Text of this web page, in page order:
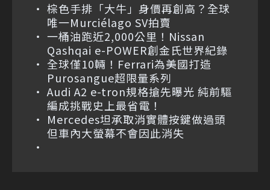
棕色手排「大牛」身價再創高？全球
唯一Murciélago SV拍賣
一桶油跑近2,000公里！Nissan
Qashqai e-POWER創金氏世界紀錄
全球僅10輛！Ferrari為美國打造
Purosangue超限量系列
Audi A2 e-tron規格搶先曝光 純前驅
編成挑戰史上最省電！
Mercedes坦承取消實體按鍵做過頭
但車內大螢幕不會因此消失